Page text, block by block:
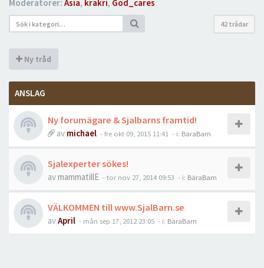
Moderatorer: Asia, krakri, God_cares
42 trådar
Ny tråd
ANSLAG
Ny forumägare & Sjalbarns framtid!
av michael -fre okt 09, 2015 11:41 - i: BäraBarn
Sjalexperter sökes!
avmammatillE -tor nov 27, 2014 09:53 - i: BäraBarn
VÄLKOMMEN till www.SjalBarn.se
avApril - mån sep 17, 2012 23:05 - i: BäraBarn